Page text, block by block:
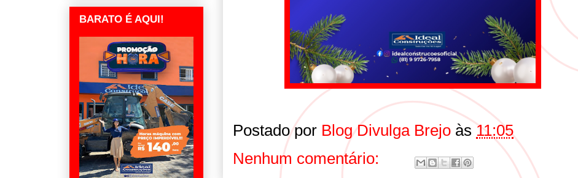
Postado por Blog Divulga Brejo às11:05
Nenhum comentário:
BARATO É AQUI!